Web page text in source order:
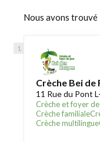
Nous avons trouvé
Crèche Bei de
11 Rue du Pont
Crèche et foyer
Crèche familiale
Crèche multilingue